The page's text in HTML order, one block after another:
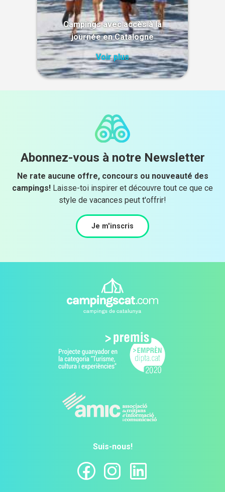
Campings avec accès à la
journée en Catalogne
Voir plus
Abonnez-vous à notre Newsletter
Ne rate aucune offre, concours ou nouveauté des
campings! Laisse-toi inspirer et découvre tout ce que ce
style de vacances peut t'offrir!
Je m'inscris
Suis-nous!